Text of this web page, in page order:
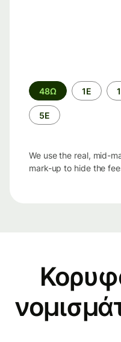
Time
period
48Ω 1Ε
5Ε
We use the real, mid-
mark-up to hide the